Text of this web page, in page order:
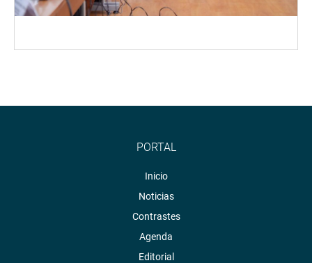
PORTAL
Inicio
Noticias
Contrastes
Agenda
Editorial